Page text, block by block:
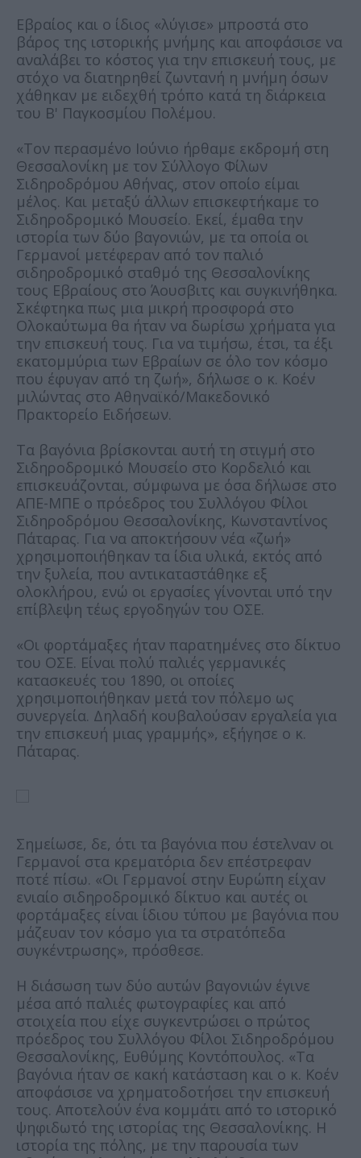
Εβραίος και ο ίδιος «λύγισε» μπροστά στο
βάρος της ιστορικής μνήμης και αποφάσισε να
αναλάβει το κόστος για την επισκευή τους, με
στόχο να διατηρηθεί ζωντανή η μνήμη όσων
χάθηκαν με ειδεχθή τρόπο κατά τη διάρκεια
του Β' Παγκοσμίου Πολέμου.
«Τον περασμένο Ιούνιο ήρθαμε εκδρομή στη
Θεσσαλονίκη με τον Σύλλογο Φίλων
Σιδηροδρόμου Αθήνας, στον οποίο είμαι
μέλος. Και μεταξύ άλλων επισκεφτήκαμε το
Σιδηροδρομικό Μουσείο. Εκεί, έμαθα την
ιστορία των δύο βαγονιών, με τα οποία οι
Γερμανοί μετέφεραν από τον παλιό
σιδηροδρομικό σταθμό της Θεσσαλονίκης
τους Εβραίους στο Άουσβιτς και συγκινήθηκα.
Σκέφτηκα πως μια μικρή προσφορά στο
Ολοκαύτωμα θα ήταν να δωρίσω χρήματα για
την επισκευή τους. Για να τιμήσω, έτσι, τα έξι
εκατομμύρια των Εβραίων σε όλο τον κόσμο
που έφυγαν από τη ζωή», δήλωσε ο κ. Κοέν
μιλώντας στο Αθηναϊκό/Μακεδονικό
Πρακτορείο Ειδήσεων.
Τα βαγόνια βρίσκονται αυτή τη στιγμή στο
Σιδηροδρομικό Μουσείο στο Κορδελιό και
επισκευάζονται, σύμφωνα με όσα δήλωσε στο
ΑΠΕ-ΜΠΕ ο πρόεδρος του Συλλόγου Φίλοι
Σιδηροδρόμου Θεσσαλονίκης, Κωνσταντίνος
Πάταρας. Για να αποκτήσουν νέα «ζωή»
χρησιμοποιήθηκαν τα ίδια υλικά, εκτός από
την ξυλεία, που αντικαταστάθηκε εξ
ολοκλήρου, ενώ οι εργασίες γίνονται υπό την
επίβλεψη τέως εργοδηγών του ΟΣΕ.
«Οι φορτάμαξες ήταν παρατημένες στο δίκτυο
του ΟΣΕ. Είναι πολύ παλιές γερμανικές
κατασκευές του 1890, οι οποίες
χρησιμοποιήθηκαν μετά τον πόλεμο ως
συνεργεία. Δηλαδή κουβαλούσαν εργαλεία για
την επισκευή μιας γραμμής», εξήγησε ο κ.
Πάταρας.
Σημείωσε, δε, ότι τα βαγόνια που έστελναν οι
Γερμανοί στα κρεματόρια δεν επέστρεφαν
ποτέ πίσω. «Οι Γερμανοί στην Ευρώπη είχαν
ενιαίο σιδηροδρομικό δίκτυο και αυτές οι
φορτάμαξες είναι ίδιου τύπου με βαγόνια που
μάζευαν τον κόσμο για τα στρατόπεδα
συγκέντρωσης», πρόσθεσε.
Η διάσωση των δύο αυτών βαγονιών έγινε
μέσα από παλιές φωτογραφίες και από
στοιχεία που είχε συγκεντρώσει ο πρώτος
πρόεδρος του Συλλόγου Φίλοι Σιδηροδρόμου
Θεσσαλονίκης, Ευθύμης Κοντόπουλος. «Τα
βαγόνια ήταν σε κακή κατάσταση και ο κ. Κοέν
αποφάσισε να χρηματοδοτήσει την επισκευή
τους. Αποτελούν ένα κομμάτι από το ιστορικό
ψηφιδωτό της ιστορίας της Θεσσαλονίκης. Η
ιστορία της πόλης, με την παρουσία των